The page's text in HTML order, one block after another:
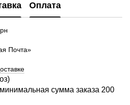
Оплата
Почта»
сумма заказа 200